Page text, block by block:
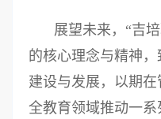
展望未来，“吉
的核心理念与精神
建设与发展，以期
全教育领域推动一系